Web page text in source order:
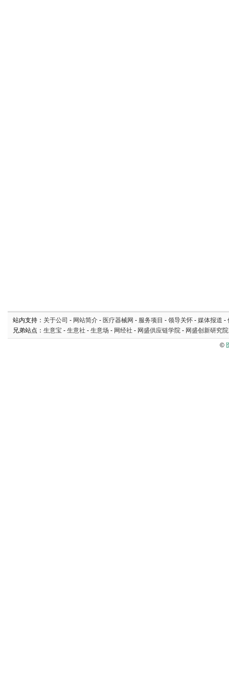
站内支持： 关于公司 - 网站简介 - 医疗器械网 - 服务项目 - 领导关怀 - 媒体报道 -
兄弟站点： 生意宝 - 生意社 - 生意场 - 网经社 - 网盛供应链学院 - 网盛创新研究院
©